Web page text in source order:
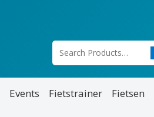
Events Fietstrainer Fietsen